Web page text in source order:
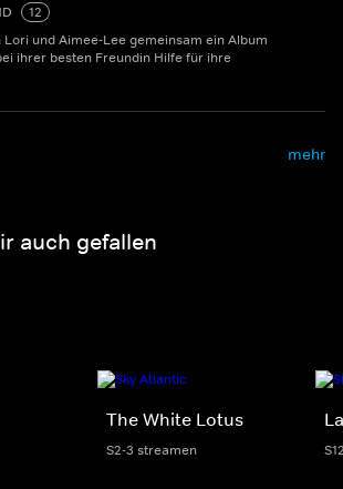
12
und Aimee-Lee gemeinsam ein Album
ihrer besten Freundin Hilfe für ihre
mehr
auch gefallen
The White Lotus
S2-3 streamen